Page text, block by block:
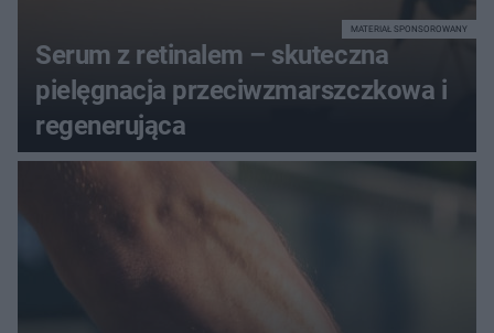
Serum z retinalem – skuteczna
pielęgnacja przeciwzmarszczkowa i
regenerująca
MATERIAŁ SPONSOROWANY